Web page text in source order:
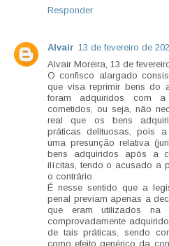
Responder
Alvair 13 de fevereiro de
Alvair Moreira, 13 de
O confisco alargado
que visa reprimir bens do
foram adquiridos com
cometidos, ou seja, não
real que os bens
práticas delituosas, pois
uma presunção relativa
bens adquiridos após a
ilícitas, tendo o acusado a
o contrário.
É nesse sentido que a
penal previam apenas a
que eram utilizados na
comprovadamente
de tais práticas, sendo
como efeito genérico da